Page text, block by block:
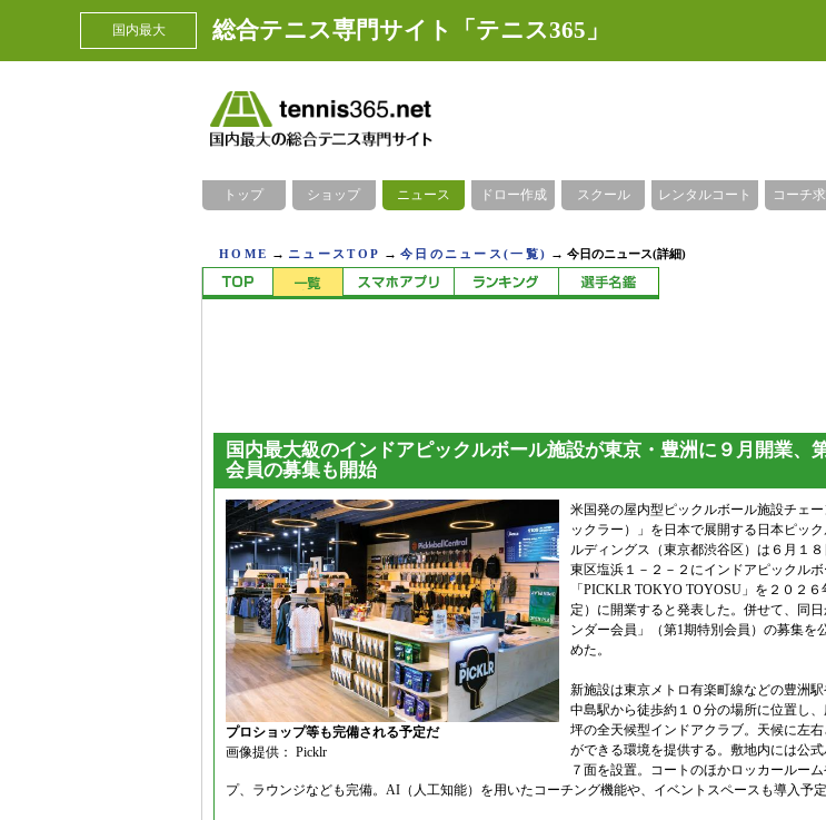
国内最大 総合テニス専門サイト「テニス365」
トップ ショップ ニュース ドロー作成 スクール レンタルコート コーチ
HOME → ニュースTOP →今日のニュース(一覧) →今日のニュース(詳細)
国内最大級のインドアピックルボール施設が東京・豊洲に９月開業、
会員の募集も開始
プロショップ等も完備される予定だ
画像提供： Picklr
米国発の屋内型ピックルボール施設チェ
ックラー）」を日本で展開する日本ピッ
ルディングス（東京都渋谷区）は６月１
東区塩浜１－２－２にインドアピックル
「PICKLR TOKYO TOYOSU」を２０２
定）に開業すると発表した。併せて、同
ンダー会員」（第1期特別会員）の募集を
めた。
新施設は東京メトロ有楽町線などの豊洲駅
中島駅から徒歩約１０分の場所に位置し、
坪の全天候型インドアクラブ。天候に左
ができる環境を提供する。敷地内には公式
７面を設置。コートのほかロッカールー
プ、ラウンジなども完備。AI（人工知能）を用いたコーチング機能や、イベントスペースも導入予定